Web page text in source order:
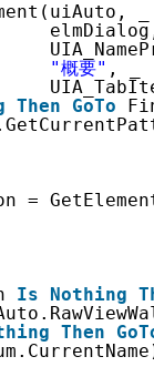
_
"概要" , _
Then GoTo
=
Is Nothing
Then